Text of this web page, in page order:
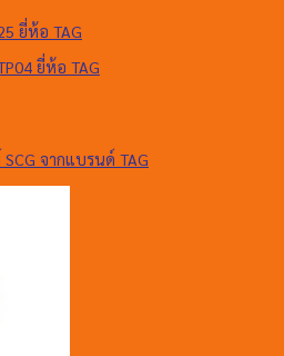
ยี่ห้อ TAG
จากแบรนด์ TAG